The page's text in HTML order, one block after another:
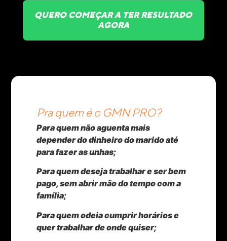
QUERO COMEÇAR A TER RESULTADO
AGORA
Pra quem é o GMN PRO?
Para quem não aguenta mais
depender do dinheiro do marido até
para fazer as unhas;
Para quem deseja trabalhar e ser bem
pago, sem abrir mão do tempo com a
família;
Para quem odeia cumprir horários e
quer trabalhar de onde quiser;